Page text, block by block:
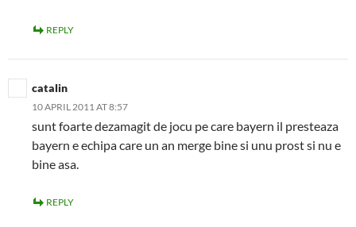
REPLY
catalin
10 APRIL 2011 AT 8:57
sunt foarte dezamagit de jocu pe care bayern il presteaza
bayern e echipa care un an merge bine si unu prost si nu e
bine asa.
REPLY